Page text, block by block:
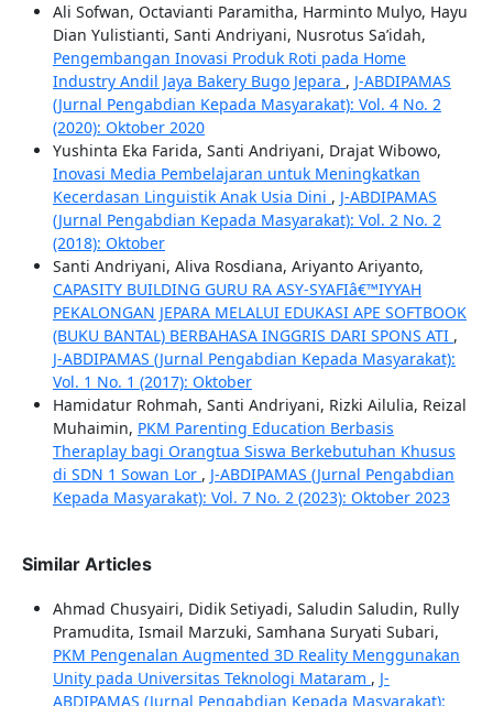
Ali Sofwan, Octavianti Paramitha, Harminto Mulyo, Hayu
Dian Yulistianti, Santi Andriyani, Nusrotus Sa’idah,
Pengembangan Inovasi Produk Roti pada Home
Industry Andil Jaya Bakery Bugo Jepara , J-ABDIPAMAS
(Jurnal Pengabdian Kepada Masyarakat): Vol. 4 No. 2
(2020): Oktober 2020
Yushinta Eka Farida, Santi Andriyani, Drajat Wibowo,
Inovasi Media Pembelajaran untuk Meningkatkan
Kecerdasan Linguistik Anak Usia Dini , J-ABDIPAMAS
(Jurnal Pengabdian Kepada Masyarakat): Vol. 2 No. 2
(2018): Oktober
Santi Andriyani, Aliva Rosdiana, Ariyanto Ariyanto,
CAPASITY BUILDING GURU RA ASY-SYAFIâ€™IYYAH
PEKALONGAN JEPARA MELALUI EDUKASI APE SOFTBOOK
(BUKU BANTAL) BERBAHASA INGGRIS DARI SPONS ATI ,
J-ABDIPAMAS (Jurnal Pengabdian Kepada Masyarakat):
Vol. 1 No. 1 (2017): Oktober
Hamidatur Rohmah, Santi Andriyani, Rizki Ailulia, Reizal
Muhaimin, PKM Parenting Education Berbasis
Theraplay bagi Orangtua Siswa Berkebutuhan Khusus
di SDN 1 Sowan Lor , J-ABDIPAMAS (Jurnal Pengabdian
Kepada Masyarakat): Vol. 7 No. 2 (2023): Oktober 2023
Similar Articles
Ahmad Chusyairi, Didik Setiyadi, Saludin Saludin, Rully
Pramudita, Ismail Marzuki, Samhana Suryati Subari,
PKM Pengenalan Augmented 3D Reality Menggunakan
Unity pada Universitas Teknologi Mataram , J-
ABDIPAMAS (Jurnal Pengabdian Kepada Masyarakat):